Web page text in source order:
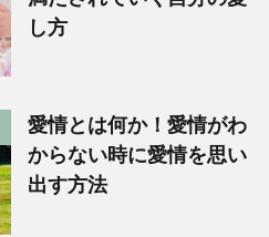
し方
愛情とは何か！愛情がわ
からない時に愛情を思い
出す方法